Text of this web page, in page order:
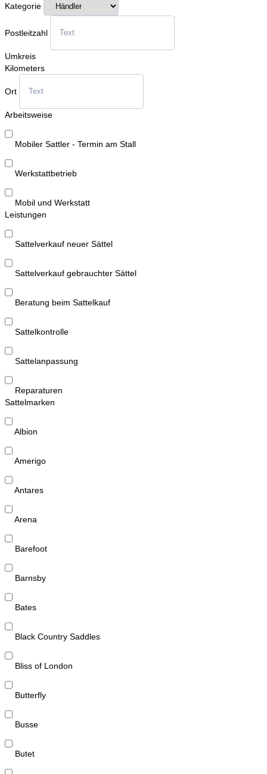
Kategorie
Postleitzahl
Umkreis
Kilometers
Ort
Arbeitsweise
Mobiler Sattler - Termin am Stall
Werkstattbetrieb
Mobil und Werkstatt
Leistungen
Sattelverkauf neuer Sättel
Sattelverkauf gebrauchter Sättel
Beratung beim Sattelkauf
Sattelkontrolle
Sattelanpassung
Reparaturen
Sattelmarken
Albion
Amerigo
Antares
Arena
Barefoot
Barnsby
Bates
Black Country Saddles
Bliss of London
Butterfly
Busse
Butet